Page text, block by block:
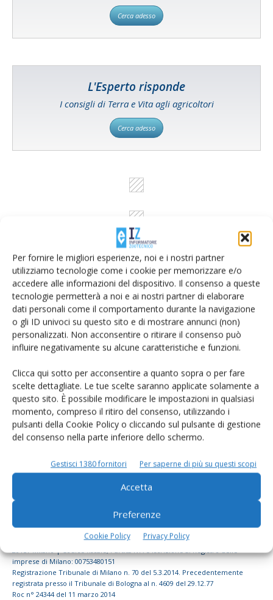
Per fornire le migliori esperienze, noi e i nostri partner
utilizziamo tecnologie come i cookie per memorizzare e/o
accedere alle informazioni del dispositivo. Il consenso a queste
tecnologie permetterà a noi e ai nostri partner di elaborare
dati personali come il comportamento durante la navigazione
o gli ID univoci su questo sito e di mostrare annunci (non)
personalizzati. Non acconsentire o ritirare il consenso può
influire negativamente su alcune caratteristiche e funzioni.
Clicca qui sotto per acconsentire a quanto sopra o per fare
scelte dettagliate. Le tue scelte saranno applicate solamente a
questo sito. È possibile modificare le impostazioni in qualsiasi
momento, compreso il ritiro del consenso, utilizzando i
pulsanti della Cookie Policy o cliccando sul pulsante di gestione
del consenso nella parte inferiore dello schermo.
Gestisci 1380 fornitori Per saperne di più su questi scopi
Accetta
Preferenze
Cookie Policy Privacy Policy
Cerca adesso
L'Esperto risponde
I consigli di Terra e Vita agli agricoltori
Cerca adesso
Rimani aggiornato sul mondo
dell’agricoltura
© Tecniche Nuove Spa. Tutti i diritti riservati. Sede legale Via Eritrea 21 -
20157 Milano | Codice fiscale, Partita IVA e Iscrizione al Registro delle
imprese di Milano: 00753480151
Registrazione Tribunale di Milano n. 70 del 5.3.2014. Precedentemente
registrata presso il Tribunale di Bologna al n. 4609 del 29.12.77
Roc n° 24344 del 11 marzo 2014